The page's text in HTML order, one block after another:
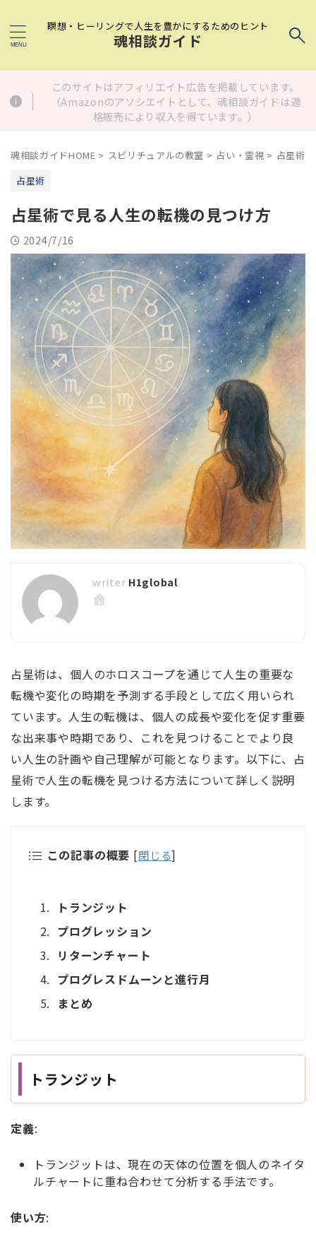
瞑想・ヒーリングで人生を豊かにするためのヒント
魂相談ガイド
このサイトはアフィリエイト広告を掲載しています。
（Amazonのアソシエイトとして、魂相談ガイドは適
格販売により収入を得ています。）
魂相談ガイドHOME > スピリチュアルの教室 > 占い・霊視 > 占星術
占星術
占星術で見る人生の転機の見つけ方
2024/7/16
H1global
占星術は、個人のホロスコープを通じて人生の重要な
転機や変化の時期を予測する手段として広く用いられ
ています。人生の転機は、個人の成長や変化を促す重要
な出来事や時期であり、これを見つけることでより良
い人生の計画や自己理解が可能となります。以下に、占
星術で人生の転機を見つける方法について詳しく説明
します。
この記事の概要 [閉じる]
トランジット
プログレッション
リターンチャート
プログレスドムーンと進行月
まとめ
トランジット
定義:
トランジットは、現在の天体の位置を個人のネイタ
ルチャートに重ね合わせて分析する手法です。
使い方: